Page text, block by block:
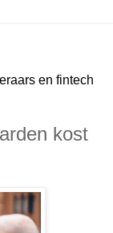
en fintech
kost